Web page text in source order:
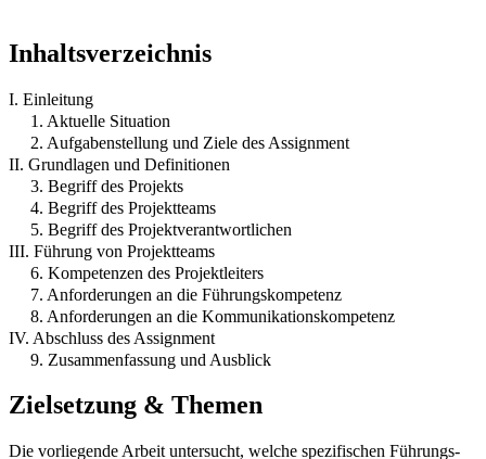
Inhaltsverzeichnis
I. Einleitung
1. Aktuelle Situation
2. Aufgabenstellung und Ziele des Assignment
II. Grundlagen und Definitionen
3. Begriff des Projekts
4. Begriff des Projektteams
5. Begriff des Projektverantwortlichen
III. Führung von Projektteams
6. Kompetenzen des Projektleiters
7. Anforderungen an die Führungskompetenz
8. Anforderungen an die Kommunikationskompetenz
IV. Abschluss des Assignment
9. Zusammenfassung und Ausblick
Zielsetzung & Themen
Die vorliegende Arbeit untersucht, welche spezifischen Führungs-